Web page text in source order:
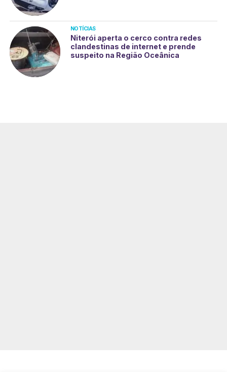
NOTÍCIAS
Niterói aperta o cerco contra redes
clandestinas de internet e prende
suspeito na Região Oceânica